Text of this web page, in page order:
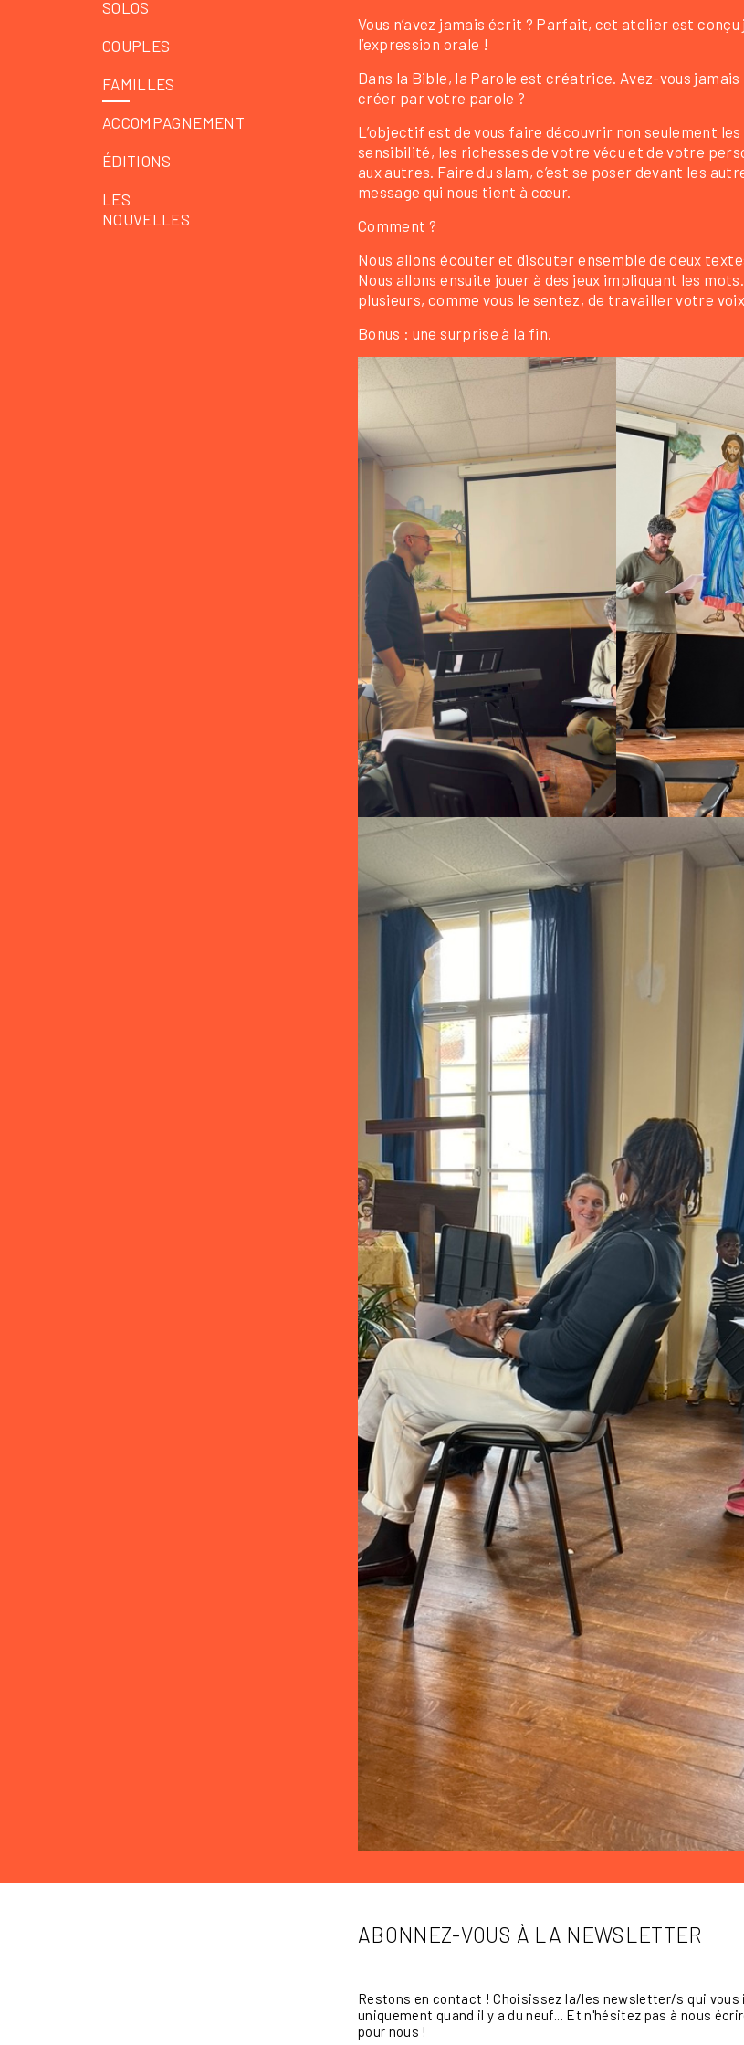
SOLOS
COUPLES
FAMILLES
ACCOMPAGNEMENT
ÉDITIONS
LES
NOUVELLES
Vous n’avez jamais écrit ? Parfait, cet atelier est
l’expression orale !
Dans la Bible, la Parole est créatrice. Avez-vous jamais
créer par votre parole ?
L’objectif est de vous faire découvrir non seulement
sensibilité, les richesses de votre vécu et de votre
aux autres. Faire du slam, c’est se poser devant les
message qui nous tient à cœur.
Comment ?
Nous allons écouter et discuter ensemble de deux
Nous allons ensuite jouer à des jeux impliquant les
plusieurs, comme vous le sentez, de travailler votre
Bonus : une surprise à la fin.
ABONNEZ-VOUS À LA NEWSLETTER
Restons en contact ! Choisissez la/les newsletter/s qui vous
uniquement quand il y a du neuf... Et n'hésitez pas à nous
pour nous !